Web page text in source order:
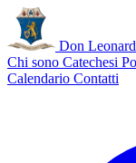
Don
Chi sono Catechesi
Calendario Contatti